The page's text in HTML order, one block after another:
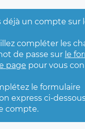
déjà un compte sur
compléter les
de passe sur le
page pour vous
le formulaire
express ci-
compte.